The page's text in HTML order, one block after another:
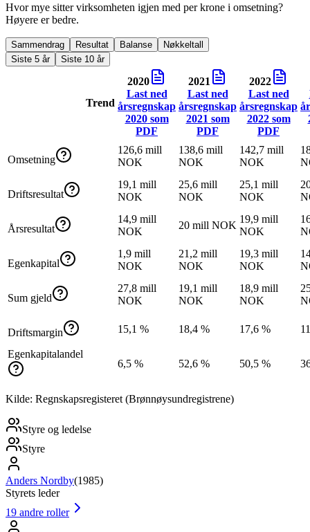
Hvor mye sitter virksomheten igjen med per krone i omsetning?
Høyere er bedre.
Sammendrag Resultat Balanse
Nøkkeltall
Siste 5 år
Siste 10 år
Trend
2020
Last ned
årsregnskap
2020som
PDF
2021
Last ned
årsregnskap
2021 som
PDF
2022
Last ned
årsregnskap
2022som
PDF
Omsetning
126,6 mill
NOK
138,6 mill
NOK
142,7 mill
NOK
Driftsresultat
19,1 mill
NOK
25,6 mill
NOK
25,1 mill
NOK
Årsresultat
14,9 mill
NOK
20 mill NOK
19,9 mill
NOK
Egenkapital
1,9 mill
NOK
21,2 mill
NOK
19,3 mill
NOK
Sum gjeld
27,8 mill
NOK
19,1 mill
NOK
18,9 mill
NOK
Driftsmargin 15,1 % 18,4 % 17,6 %
Egenkapitalandel
6,5 %
52,6 % 50,5 %
Kilde: Regnskapsregisteret (Brønnøysundregistrene)
Styre og ledelse
Styre
Anders Nordby(1985)
Styrets leder
19 andre roller